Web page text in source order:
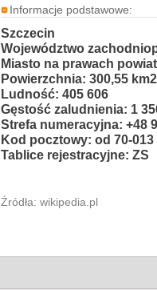
Informacje podstawowe:
Szczecin
Województwo
Miasto na prawach
Powierzchnia: 300,55 km2
Ludność: 405 606
Gęstość zaludnienia: 1
Strefa numeracyjna: +48
Kod pocztowy: od 70-013
Tablice rejestracyjne: ZS
Źródła: wikipedia.pl